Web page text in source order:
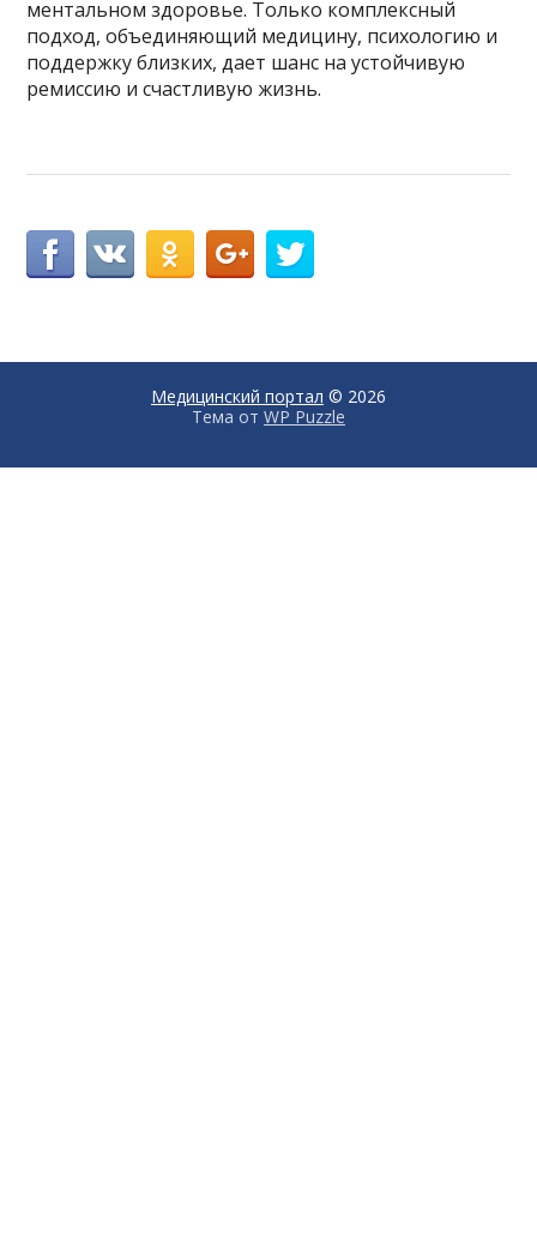
ментальном здоровье. Только комплексный
подход, объединяющий медицину, психологию и
поддержку близких, дает шанс на устойчивую
ремиссию и счастливую жизнь.
Медицинский портал © 2026
Тема от WP Puzzle